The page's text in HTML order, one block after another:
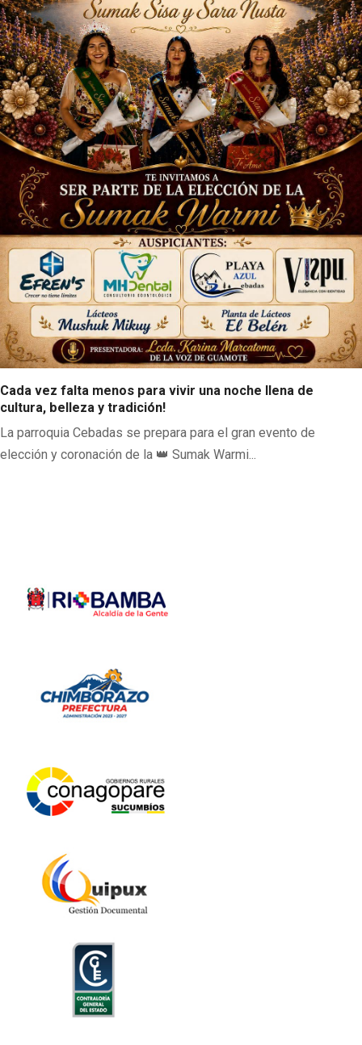
Cada vez falta menos para vivir una noche llena de
cultura, belleza y tradición!
La parroquia Cebadas se prepara para el gran evento de
elección y coronación de la 👑 Sumak Warmi...